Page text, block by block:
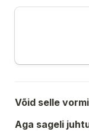
Võid selle
Aga sageli